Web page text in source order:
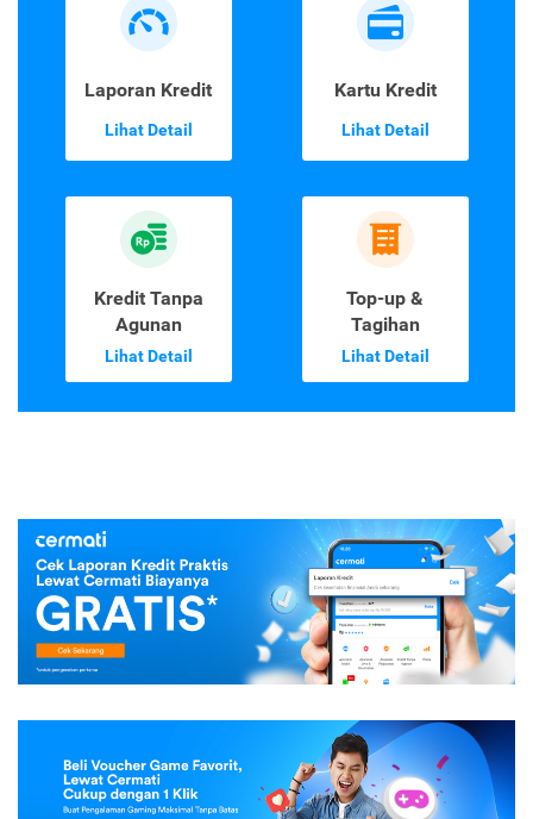
Laporan Kredit
Lihat Detail
Kartu Kredit
Lihat Detail
Kredit Tanpa
Agunan
Lihat Detail
Top-up &
Tagihan
Lihat Detail